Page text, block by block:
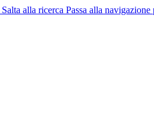
Salta alla ricerca Passa alla